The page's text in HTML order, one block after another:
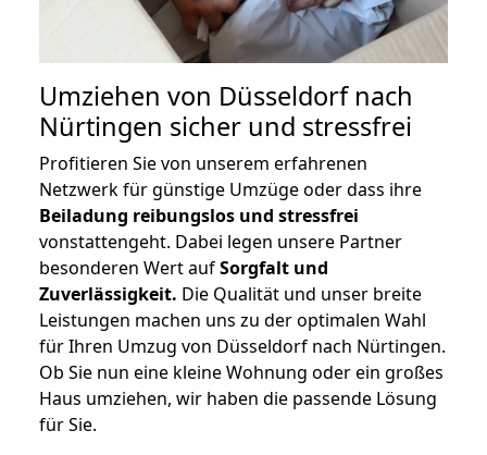
Umziehen von Düsseldorf nach
Nürtingen sicher und stressfrei
Profitieren Sie von unserem erfahrenen
Netzwerk für günstige Umzüge oder dass ihre
Beiladung reibungslos und stressfrei
vonstattengeht. Dabei legen unsere Partner
besonderen Wert aufSorgfalt und
Zuverlässigkeit. Die Qualität und unser breite
Leistungen machen uns zu der optimalen Wahl
für Ihren Umzug von Düsseldorf nach Nürtingen.
Ob Sie nun eine kleine Wohnung oder ein großes
Haus umziehen, wir haben die passende Lösung
für Sie.